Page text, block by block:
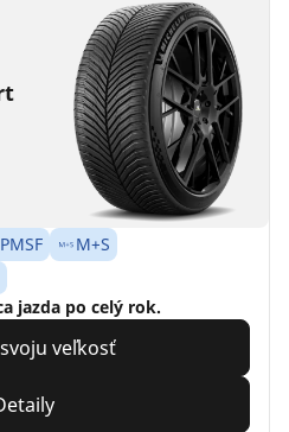
M+S
jazda po celý rok.
veľkosť